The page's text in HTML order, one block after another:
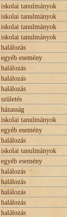
iskolai tanulmányok
iskolai tanulmányok
iskolai tanulmányok
iskolai tanulmányok
halálozás
egyéb esemény
halálozás
halálozás
halálozás
születés
házasság
iskolai tanulmányok
egyéb esemény
halálozás
iskolai tanulmányok
egyéb esemény
halálozás
halálozás
halálozás
halálozás
halálozás